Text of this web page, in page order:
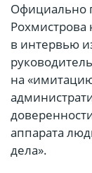
Официально
в интервью
на
аппарата
дела».